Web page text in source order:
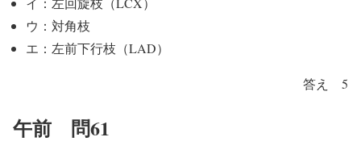
ウ：対角枝
エ：左前下行枝（LAD）
答え 5
午前 問61